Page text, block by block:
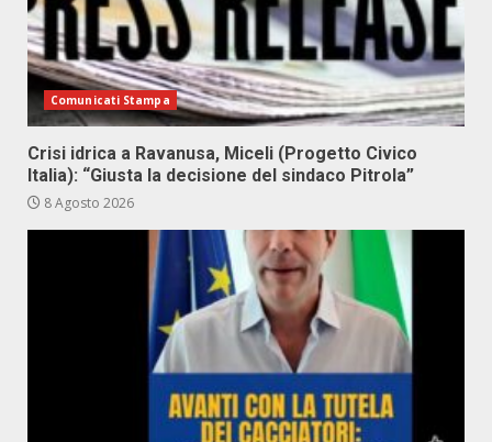
Comunicati Stampa
Crisi idrica a Ravanusa, Miceli (Progetto Civico
Italia): “Giusta la decisione del sindaco Pitrola”
8 Agosto 2026